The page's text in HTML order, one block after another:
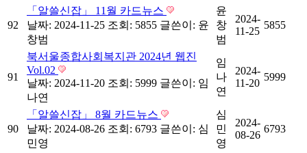
92
「알쓸신잡」 11월 카드뉴스
날짜: 2024-11-25 조회: 5855 글쓴이: 윤
창범
윤
창
범
2024-
11-25
5855
91
북서울종합사회복지관 2024년 웹진
Vol.02
날짜: 2024-11-20 조회: 5999 글쓴이: 임
나연
임
나
연
2024-
11-20
5999
90
「알쓸신잡」 8월 카드뉴스
날짜: 2024-08-26 조회: 6793 글쓴이: 심
민영
심
민
영
2024-
08-26
6793